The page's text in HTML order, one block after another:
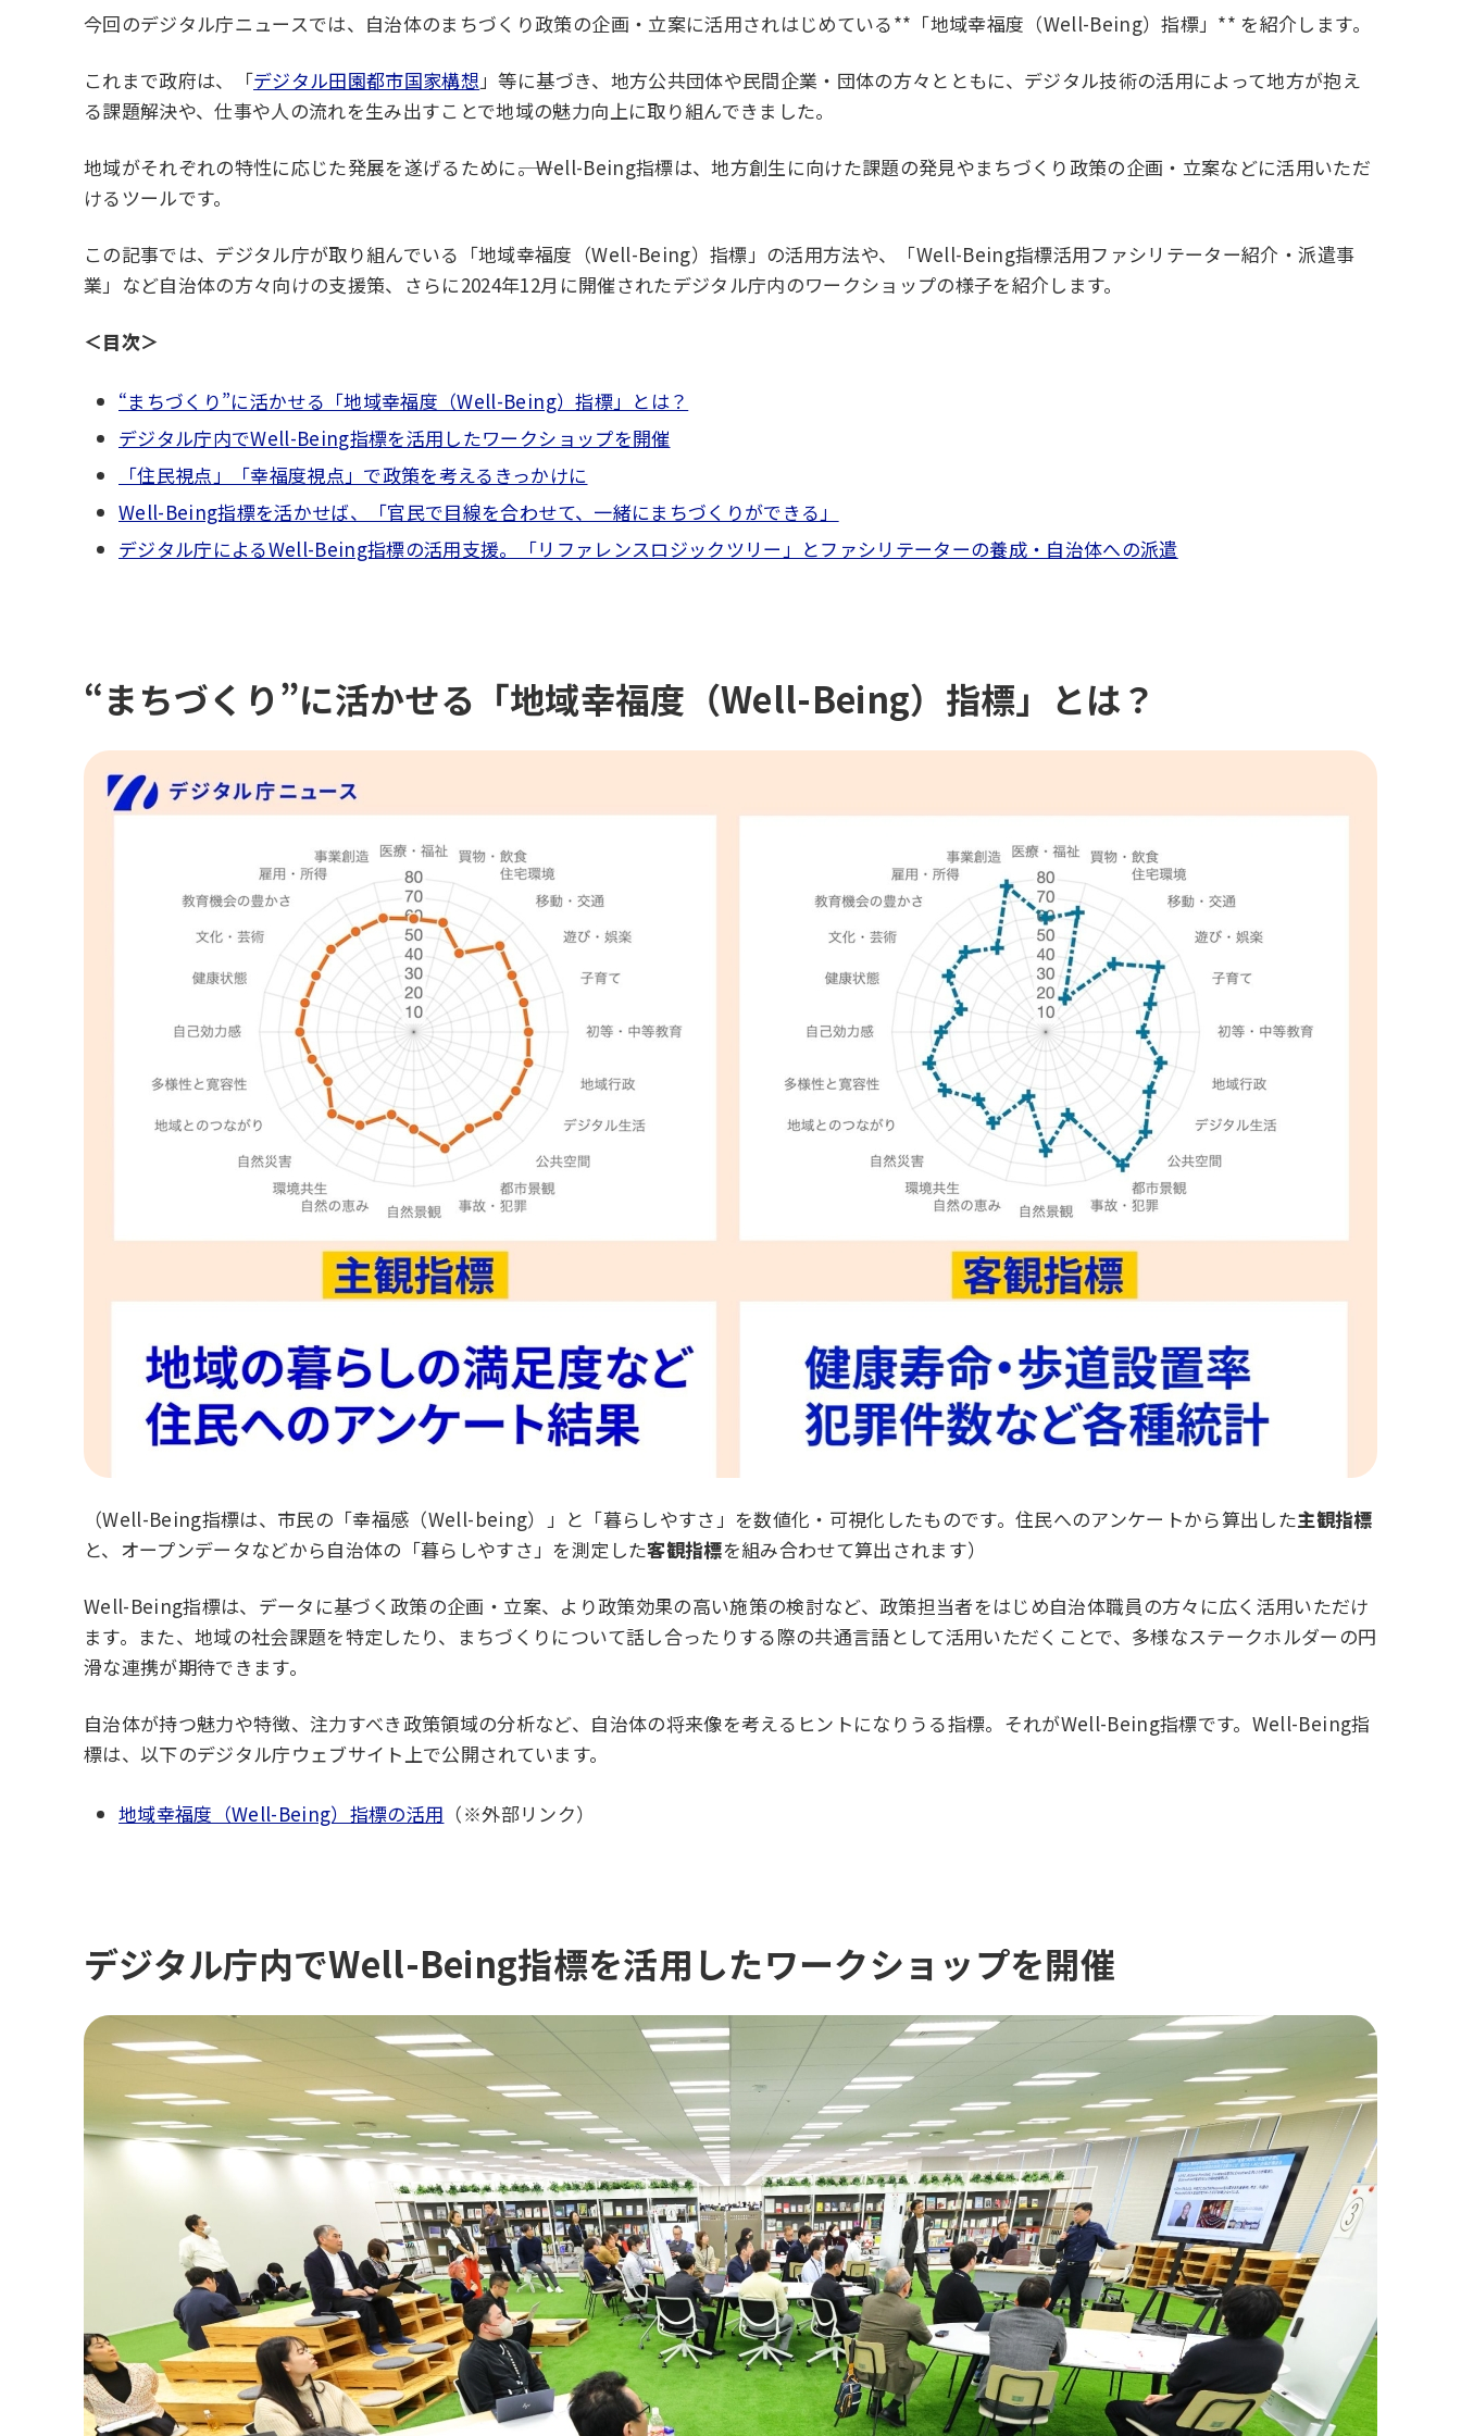
今回のデジタル庁ニュースでは、自治体のまちづくり政策の企画・立案に活用されはじめている**「地域幸福度（Well-Being）指標」** を紹介します。
これまで政府は、「デジタル田園都市国家構想」等に基づき、地方公共団体や民間企業・団体の方々とともに、デジタル技術の活用によって地方が抱え
る課題解決や、仕事や人の流れを生み出すことで地域の魅力向上に取り組んできました。
地域がそれぞれの特性に応じた発展を遂げるために――。Well-Being指標は、地方創生に向けた課題の発見やまちづくり政策の企画・立案などに活用いただ
けるツールです。
この記事では、デジタル庁が取り組んでいる「地域幸福度（Well-Being）指標」の活用方法や、「Well-Being指標活用ファシリテーター紹介・派遣事
業」など自治体の方々向けの支援策、さらに2024年12月に開催されたデジタル庁内のワークショップの様子を紹介します。
＜目次＞
“まちづくり”に活かせる「地域幸福度（Well-Being）指標」とは？
デジタル庁内でWell-Being指標を活用したワークショップを開催
「住民視点」「幸福度視点」で政策を考えるきっかけに
Well-Being指標を活かせば、「官民で目線を合わせて、一緒にまちづくりができる」
デジタル庁によるWell-Being指標の活用支援。「リファレンスロジックツリー」とファシリテーターの養成・自治体への派遣
“まちづくり”に活かせる「地域幸福度（Well-Being）指標」とは？
（Well-Being指標は、市民の「幸福感（Well-being）」と「暮らしやすさ」を数値化・可視化したものです。住民へのアンケートから算出した主観指標
と、オープンデータなどから自治体の「暮らしやすさ」を測定した客観指標を組み合わせて算出されます）
Well-Being指標は、データに基づく政策の企画・立案、より政策効果の高い施策の検討など、政策担当者をはじめ自治体職員の方々に広く活用いただけ
ます。また、地域の社会課題を特定したり、まちづくりについて話し合ったりする際の共通言語として活用いただくことで、多様なステークホルダーの円
滑な連携が期待できます。
自治体が持つ魅力や特徴、注力すべき政策領域の分析など、自治体の将来像を考えるヒントになりうる指標。それがWell-Being指標です。Well-Being指
標は、以下のデジタル庁ウェブサイト上で公開されています。
地域幸福度（Well-Being）指標の活用 （※外部リンク）
デジタル庁内でWell-Being指標を活用したワークショップを開催